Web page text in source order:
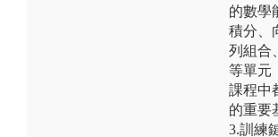
的數學
積分、
列組合
等單元
課程中
的重要
3.訓練